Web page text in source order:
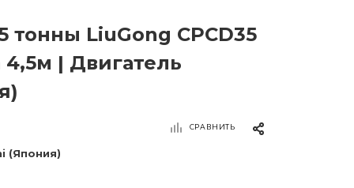
тонны LiuGong CPCD35
| Двигатель
СРАВНИТЬ
(Япония)